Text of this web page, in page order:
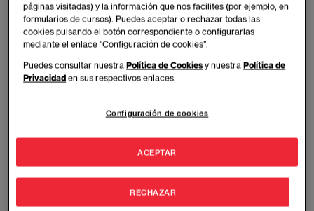
analizar mercados y diseñar estrategias
comerciales alineadas con las demandas del
mercado actual.
Facilita el aprendizaje práctico y colaborativo a
Ofrece una experiencia formativa presencial en
Barcelona, una ciudad con un ecosistema
empresarial dinámico e internacional.
Promueve una formación integral que conecta
páginas visitadas) y la información que nos facilites (por ejemplo, en
formularios de cursos). Puedes aceptar o rechazar todas las
cookies pulsando el botón correspondiente o configurarlas
mediante el enlace “Configuración de cookies”.
Puedes consultar nuestraPolítica de Cookies y nuestraPolítica de
Privacidad en sus respectivos enlaces.
Configuración de cookies
RECHAZAR
ACEPTAR